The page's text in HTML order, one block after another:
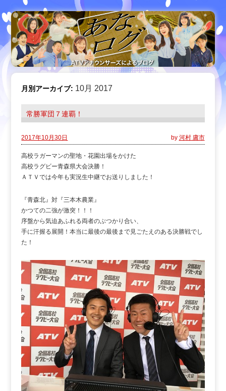
月別アーカイブ: 10月 2017
常勝軍団７連覇！
2017年10月30日 by 河村 庸市
高校ラガーマンの聖地・花園出場をかけた
高校ラグビー青森県大会決勝！
ＡＴＶでは今年も実況生中継でお送りしました！
『青森北』対『三本木農業』
かつての二強が激突！！！
序盤から気迫あふれる両者のぶつかり合い、
手に汗握る展開！本当に最後の最後まで見ごたえのある決勝戦でし
た！